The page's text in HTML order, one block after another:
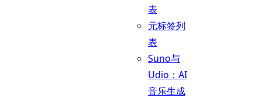
表
元标签列
表
Suno与
Udio：AI
音乐生成